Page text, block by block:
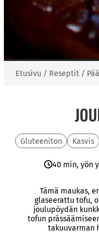
Etusivu / Reseptit /
Gluteeniton Kasvis
40 min, yön
Tämä maukas,
glaseerattu tofu,
joulupöydän
tofun
takuuvarman